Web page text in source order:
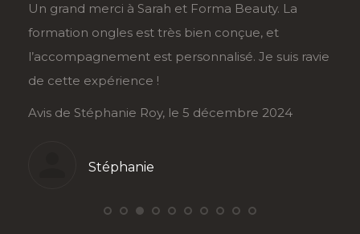
Un grand merci à Sarah et Forma Beauty. La
formation ongles est très bien conçue, et
l’accompagnement est personnalisé. Je suis ravie
de cette expérience !
Avis de Stéphanie Roy, le 5 décembre 2024
Stéphanie